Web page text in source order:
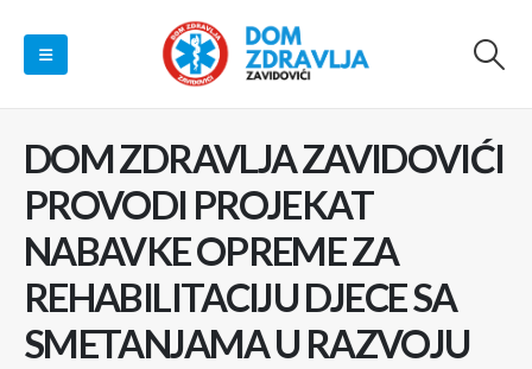
DOM ZDRAVLJA ZAVIDOVIĆI
PROVODI PROJEKAT
NABAVKE OPREME ZA
REHABILITACIJU DJECE SA
SMETANJAMA U RAZVOJU